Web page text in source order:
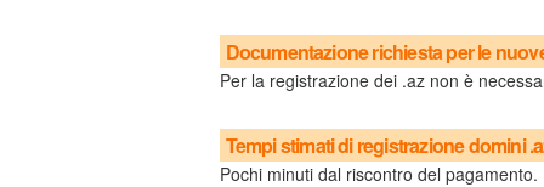
Documentazione richiesta per le
Per la registrazione dei .az non è
Tempi stimati di registrazione domini
Pochi minuti dal riscontro del pagamento.